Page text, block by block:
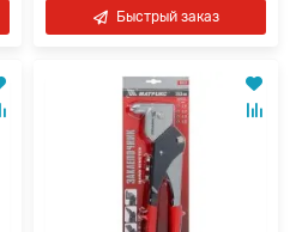
Быстрый заказ